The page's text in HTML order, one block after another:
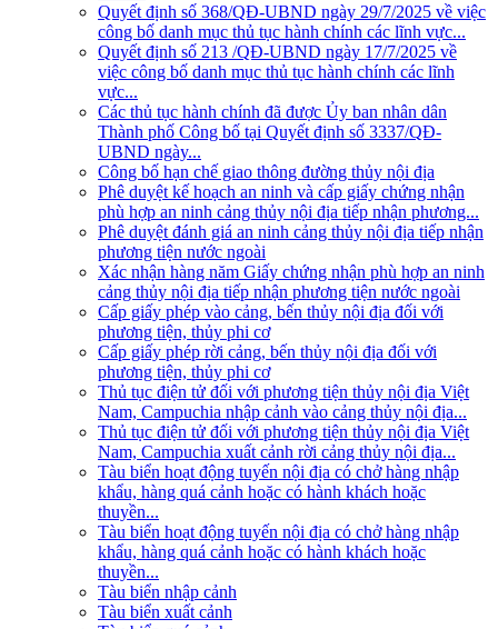
Quyết định số 368/QĐ-UBND ngày 29/7/2025 về việc
công bố danh mục thủ tục hành chính các lĩnh vực...
Quyết định số 213 /QĐ-UBND ngày 17/7/2025 về
việc công bố danh mục thủ tục hành chính các lĩnh
vực...
Các thủ tục hành chính đã được Ủy ban nhân dân
Thành phố Công bố tại Quyết định số 3337/QĐ-
UBND ngày...
Công bố hạn chế giao thông đường thủy nội địa
Phê duyệt kế hoạch an ninh và cấp giấy chứng nhận
phù hợp an ninh cảng thủy nội địa tiếp nhận phương...
Phê duyệt đánh giá an ninh cảng thủy nội địa tiếp nhận
phương tiện nước ngoài
Xác nhận hàng năm Giấy chứng nhận phù hợp an ninh
cảng thủy nội địa tiếp nhận phương tiện nước ngoài
Cấp giấy phép vào cảng, bến thủy nội địa đối với
phương tiện, thủy phi cơ
Cấp giấy phép rời cảng, bến thủy nội địa đối với
phương tiện, thủy phi cơ
Thủ tục điện tử đối với phương tiện thủy nội địa Việt
Nam, Campuchia nhập cảnh vào cảng thủy nội địa...
Thủ tục điện tử đối với phương tiện thủy nội địa Việt
Nam, Campuchia xuất cảnh rời cảng thủy nội địa...
Tàu biển hoạt động tuyến nội địa có chở hàng nhập
khẩu, hàng quá cảnh hoặc có hành khách hoặc
thuyền...
Tàu biển hoạt động tuyến nội địa có chở hàng nhập
khẩu, hàng quá cảnh hoặc có hành khách hoặc
thuyền...
Tàu biển nhập cảnh
Tàu biển xuất cảnh